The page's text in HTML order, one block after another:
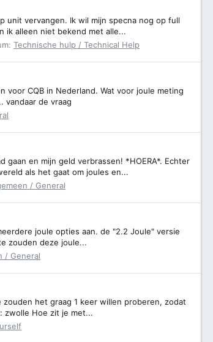
unit vervangen. Ik wil mijn specna nog op full
ik alleen niet bekend met alle...
Technische hulp / Technical Help
voor CQB in Nederland. Wat voor joule meting
vandaar de vraag
en mijn geld verbrassen! *HOERA*. Echter
als het gaat om joules en...
/ General
joule opties aan. de "2.2 Joule" versie
zouden deze joule...
/ General
het graag 1 keer willen proberen, zodat
zwolle Hoe zit je met...